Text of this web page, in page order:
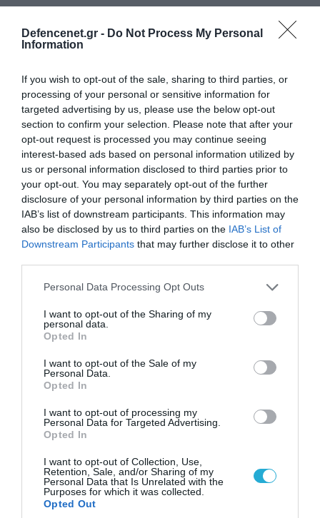
Defencenet.gr - Do Not Process My Personal
Information
If you wish to opt-out of the sale, sharing to third parties, or
processing of your personal or sensitive information for
targeted advertising by us, please use the below opt-out
section to confirm your selection. Please note that after your
opt-out request is processed you may continue seeing
interest-based ads based on personal information utilized by
us or personal information disclosed to third parties prior to
your opt-out. You may separately opt-out of the further
disclosure of your personal information by third parties on the
IAB’s list of downstream participants. This information may
also be disclosed by us to third parties on the IAB’s List of
Downstream Participants that may further disclose it to other
Please note that this website/app uses one or more Google
not limited to your visit or usage behaviour. You may click to
grant or deny consent to Google and its third-party tags to
use your data for below specified purposes in below Google
consent section.
Personal Data Processing Opt Outs
I want to opt-out of the Sharing of my
personal data.
Opted In
I want to opt-out of the Sale of my
Personal Data.
Opted In
I want to opt-out of processing my
Personal Data for Targeted Advertising.
Opted In
I want to opt-out of Collection, Use,
Retention, Sale, and/or Sharing of my
Personal Data that Is Unrelated with the
Purposes for which it was collected.
Opted Out
ΠΟΛΙΤΙΚΗ
06.08.2026 | 14:02
«Επιχείρηση ελεύθερα πεζοδρόμια» στην
06.08.2026 | 09:03
«Οι εντελώς αθώοι»: Η ανάρτηση του Αρκά για
τα ζώα που χάθηκαν στις πυρκαγιές της